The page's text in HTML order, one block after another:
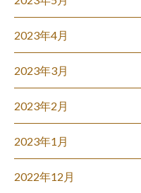
2023年4月
2023年3月
2023年2月
2023年1月
2022年12月